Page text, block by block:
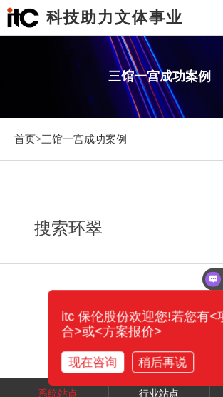
科技助力文体事业
三馆一宫成功案例
首页>三馆一宫成功案例
搜索环翠
系统站点 行业站点
itc 保伦股份欢迎您!若您有<
合>或<方案报价>
现在咨询 稍后再说